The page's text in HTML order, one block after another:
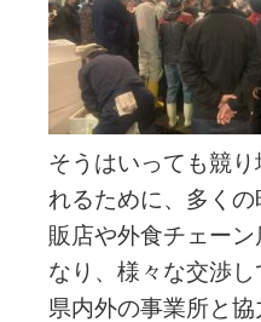
そうはいっても競
れるために、多く
販店や外食チェー
なり、様々な交渉
県内外の事業所と